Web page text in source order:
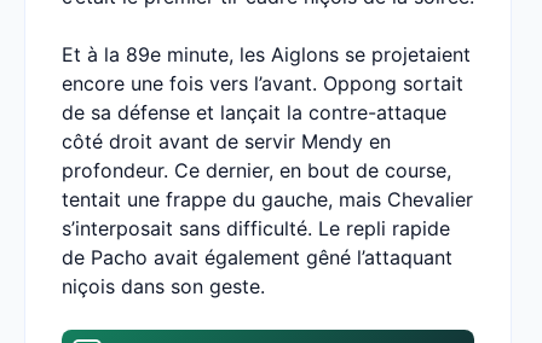
Et à la 89e minute, les Aiglons se projetaient
encore une fois vers l’avant. Oppong sortait
de sa défense et lançait la contre-attaque
côté droit avant de servir Mendy en
profondeur. Ce dernier, en bout de course,
tentait une frappe du gauche, mais Chevalier
s’interposait sans difficulté. Le repli rapide
de Pacho avait également gêné l’attaquant
niçois dans son geste.